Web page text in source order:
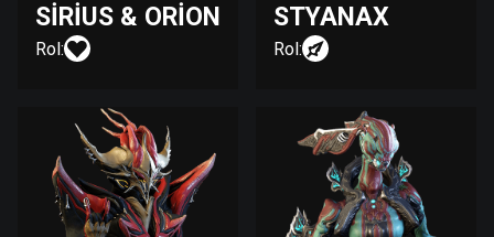
SIRIUS & ORION
Rol:
STYANAX
Rol: